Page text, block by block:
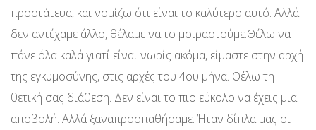
προστάτευα, και νομίζω ότι είναι το καλύτερο αυτό. Αλλά
δεν αντέχαμε άλλο, θέλαμε να το μοιραστούμε.Θέλω να
πάνε όλα καλά γιατί είναι νωρίς ακόμα, είμαστε στην αρχή
της εγκυμοσύνης, στις αρχές του 4ου μήνα. Θέλω τη
θετική σας διάθεση. Δεν είναι το πιο εύκολο να έχεις μια
αποβολή. Αλλά ξαναπροσπαθήσαμε. Ήταν δίπλα μας οι